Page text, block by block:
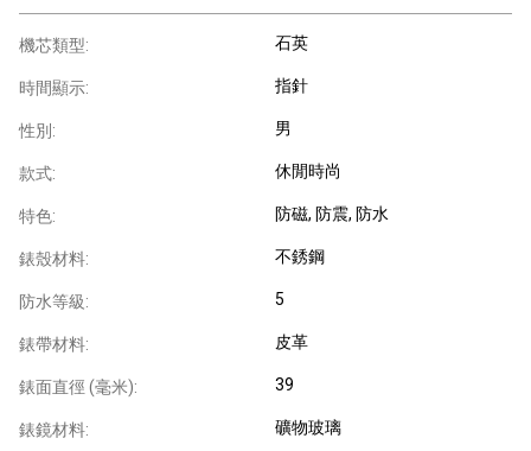
機芯類型: 石英
時間顯示: 指針
性別: 男
款式: 休閒時尚
特色: 防磁, 防震, 防水
錶殼材料: 不銹鋼
防水等級: 5
錶帶材料: 皮革
錶面直徑 (毫米): 39
錶鏡材料: 礦物玻璃